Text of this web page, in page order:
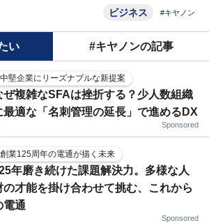
ビジネス #キヤノン
い #キヤノンの記事
中堅企業にリーズナブルな新提案
ぜ複雑なSFAは挫折する？少人数組織
最適な「名刺管理の延長」で進めるDX
Sponsored
創業125周年の電通が描く未来
年磨き続けた課題解決力。多様な人
の才能を掛け合わせて挑む、これから
電通
Sponsored